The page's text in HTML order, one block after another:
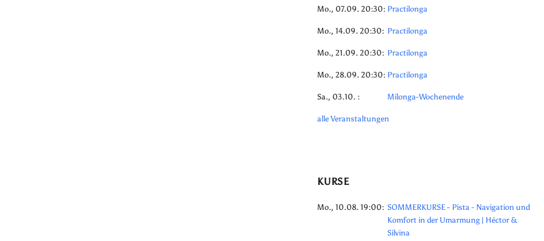
Mo., 07.09. 20:30: Practilonga
Mo., 14.09. 20:30: Practilonga
Mo., 21.09. 20:30: Practilonga
Mo., 28.09. 20:30: Practilonga
Sa., 03.10. : Milonga-Wochenende
alle Veranstaltungen
KURSE
Mo., 10.08. 19:00: SOMMERKURSE - Pista - Navigation und
Komfort in der Umarmung | Héctor &
Silvina